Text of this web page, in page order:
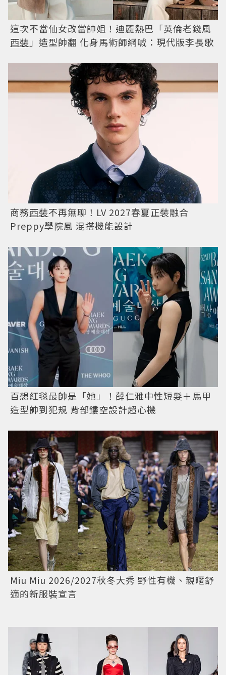
這次不當仙女改當帥姐！迪麗熱巴「英倫老錢風
西裝 」造型帥翻 化身馬術師網喊：現代版李長歌
商務西裝不再無聊！LV 2027春夏正裝融合
Preppy學院風 混搭機能設計
百想紅毯最帥是「她」！薛仁雅中性短髮＋馬甲
造型帥到犯規 背部鏤空設計超心機
Miu Miu 2026/2027秋冬大秀 野性有機、親暱舒
適的新服裝宣言